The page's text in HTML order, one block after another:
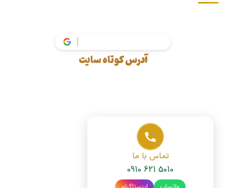
آدرس کوتاه سایت
تماس با ما
0910 621 5010